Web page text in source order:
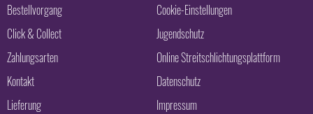
Bestellvorgang
Click & Collect
Zahlungsarten
Kontakt
Lieferung
Cookie-Einstellungen
Jugendschutz
Online Streitschlichtungsplattform
Datenschutz
Impressum